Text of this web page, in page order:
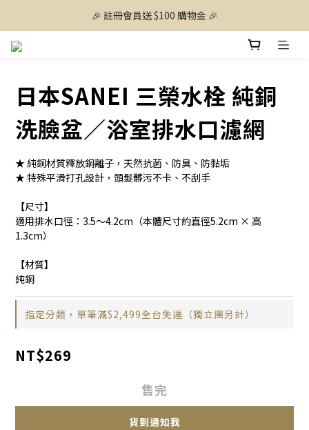
🎉 註冊會員送 $100 購物金 🎉
日本SANEI 三榮水栓 純銅
洗臉盆／浴室排水口濾網
★ 純銅材質釋放銅離子，天然抗菌、防臭、防黏垢
★ 特殊平滑打孔設計，頭髮髒污不卡、不刮手
【尺寸】
適用排水口徑：3.5～4.2cm（本體尺寸約直徑5.2cm × 高
1.3cm）
【材質】
純銅
指定分類，單筆滿$2,499全台免運（獨立團另計）
NT$269
售完
貨到通知我